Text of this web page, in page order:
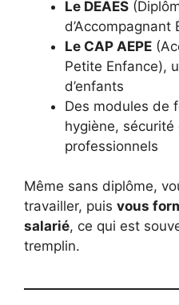
Le DEAES
Le CAP AEPE
Petite Enfance),
d’enfants
Des modules de
hygiène, sécurité
professionnels
Même sans diplôme,
travailler, puis vous
salarié, ce qui est
tremplin.